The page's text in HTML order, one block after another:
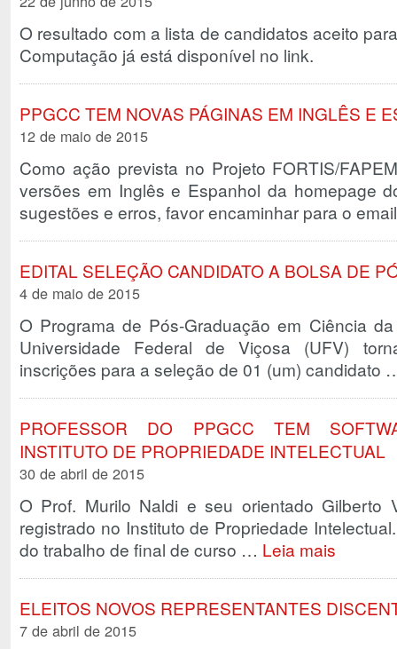
O resultado com a lista de candidatos aceito
Computação já está disponível no link.
PPGCC TEM NOVAS PÁGINAS EM INGLÊS E
12 de maio de 2015
Como ação prevista no Projeto FORTIS/
versões em Inglês e Espanhol da homepage
sugestões e erros, favor encaminhar para o
EDITAL SELEÇÃO CANDIDATO A BOLSA DE
4 de maio de 2015
O Programa de Pós-Graduação em Ciência
Universidade Federal de Viçosa (UFV)
inscrições para a seleção de 01 (um) candidato
PROFESSOR DO PPGCC TEM
INSTITUTO DE PROPRIEDADE INTELECTUAL
30 de abril de 2015
O Prof. Murilo Naldi e seu orientado Gilberto
registrado no Instituto de Propriedade
do trabalho de final de curso … Leia mais
ELEITOS NOVOS REPRESENTANTES
7 de abril de 2015